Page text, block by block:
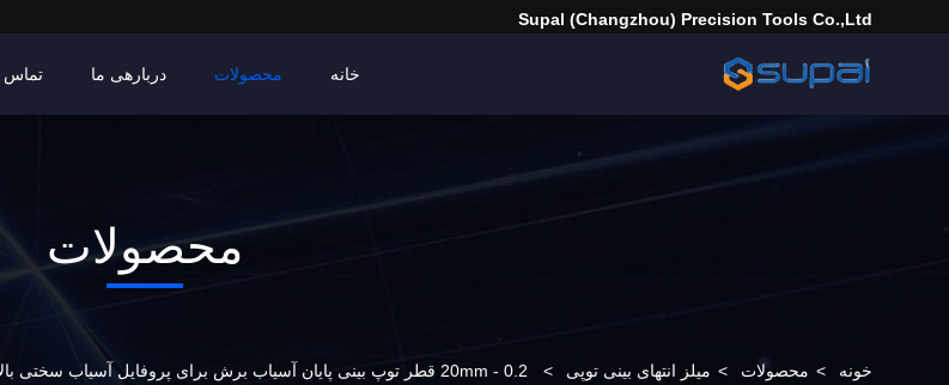
Supal (Changzhou) Precision Tools Co.,Ltd
خانه محصولات دربارهی ما تماس
محصولات
خونه > محصولات > میلز انتهای بینی توپی > 0.2 - 20mm قطر توپ بینی پایان آسیاب برش برای پروفایل آسیاب سختی بالا